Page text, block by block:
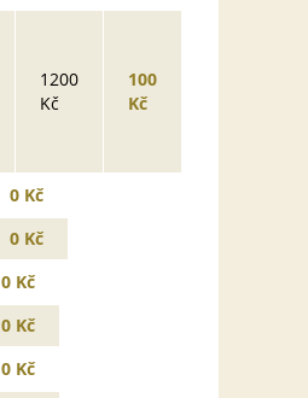
1200
Kč
100
Kč
0 Kč
0 Kč
0 Kč
0 Kč
0 Kč